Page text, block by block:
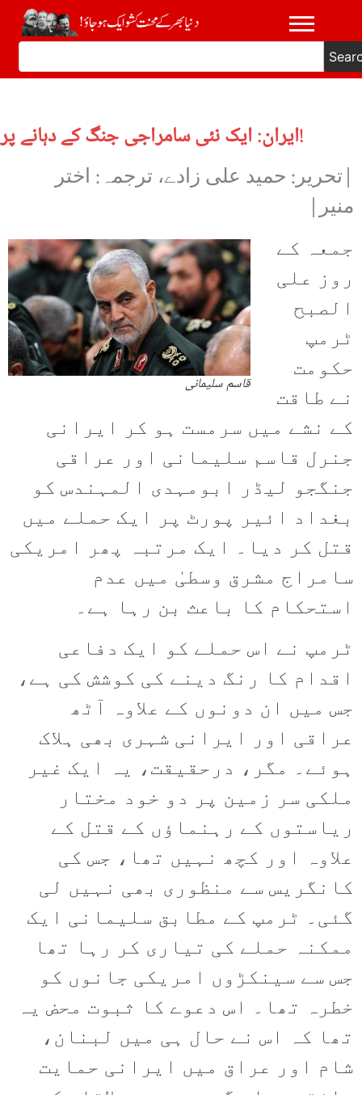
ایران: ایک نئی سامراجی جنگ کے دہانے پر!
|تحریر: حمید علی زادے، ترجمہ: اختر
منیر|
قاسم سلیمانی
جمعہ کے
روز علی
الصبح
ٹرمپ
حکومت
نے طاقت
کے نشے میں سرمست ہو کر ایرانی
جنرل قاسم سلیمانی اور عراقی
جنگجو لیڈر ابومہدی المہندس کو
بغداد ائیر پورٹ پر ایک حملے میں
قتل کر دیا۔ ایک مرتبہ پھر امریکی
سامراج مشرق وسطیٰ میں عدم
استحکام کا باعث بن رہا ہے۔
ٹرمپ نے اس حملے کو ایک دفاعی
اقدام کا رنگ دینے کی کوشش کی ہے،
جس میں ان دونوں کے علاوہ آٹھ
عراقی اور ایرانی شہری بھی ہلاک
ہوئے۔ مگر، درحقیقت، یہ ایک غیر
ملکی سر زمین پر دو خود مختار
ریاستوں کے رہنماؤں کے قتل کے
علاوہ اور کچھ نہیں تھا، جس کی
کانگریس سے منظوری بھی نہیں لی
گئی۔ ٹرمپ کے مطابق سلیمانی ایک
ممکنہ حملے کی تیاری کر رہا تھا
جس سے سینکڑوں امریکی جانوں کو
خطرہ تھا۔ اس دعوے کا ثبوت محض یہ
تھا کہ اس نے حال ہی میں لبنان،
شام اور عراق میں ایرانی حمایت